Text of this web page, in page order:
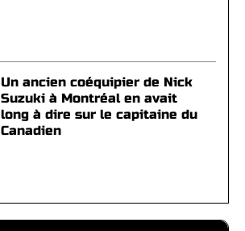
Un ancien coéquipier de Nick
Suzuki à Montréal en avait
long à dire sur le capitaine du
Canadien